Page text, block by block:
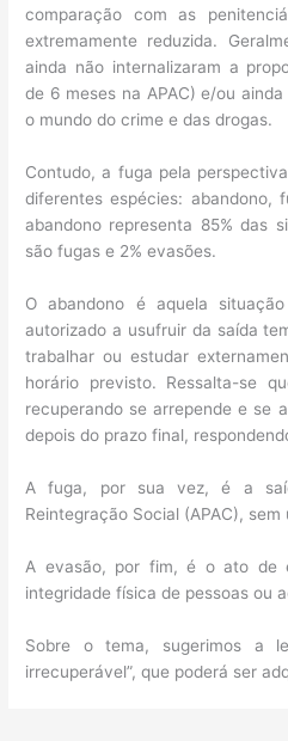
comparação com as
extremamente reduzida.
ainda não internalizaram a
de 6 meses na APAC) e/ou
o mundo do crime e das drogas.
Contudo, a fuga pela
diferentes espécies: abandono,
abandono representa 85% das
são fugas e 2% evasões.
O abandono é aquela
autorizado a usufruir da saída
trabalhar ou estudar
horário previsto. Ressalta-se
recuperando se arrepende e se
depois do prazo final,
A fuga, por sua vez, é a
Reintegração Social (APAC),
A evasão, por fim, é o ato de
integridade física de pessoas ou
Sobre o tema, sugerimos a
irrecuperável”, que poderá ser